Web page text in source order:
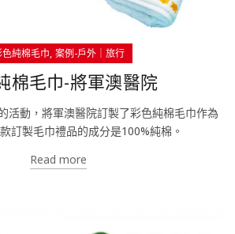
色純棉毛巾 案例-戶外｜旅行
棉毛巾-將軍澳醫院
活動，將軍澳醫院訂製了彩色純棉毛巾作為
訂製毛巾禮品的成分是100%純棉。
Read more